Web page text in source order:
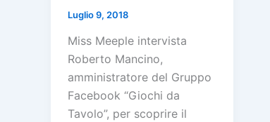
Luglio 9, 2018
Miss Meeple intervista
Roberto Mancino,
amministratore del Gruppo
Facebook “Giochi da
Tavolo”, per scoprire il